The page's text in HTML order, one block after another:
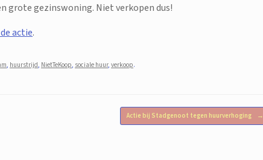
grote gezinswoning. Niet verkopen dus!
actie.
, huurstrijd, NietTeKoop, sociale huur, verkoop.
Actie bij Stadgenoot tegen huurverhoging →